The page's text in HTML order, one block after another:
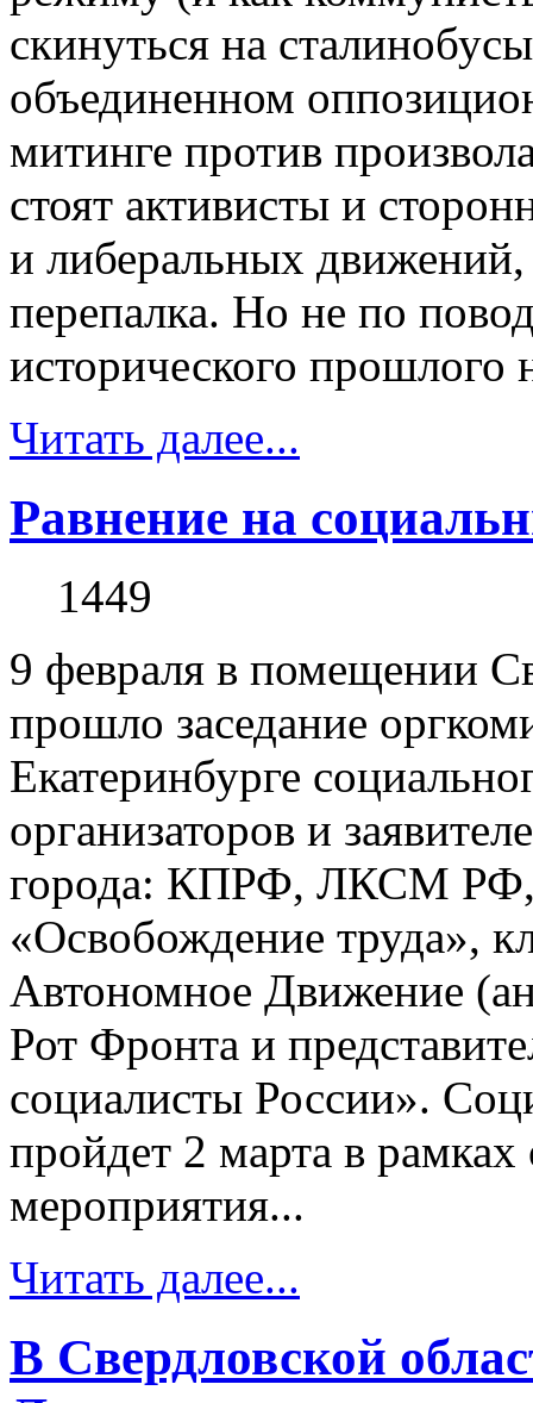
объединенном
митинге против
стоят активисты и
и либеральных
перепалка. Но не по
исторического прошлого
Читать далее...
Равнение на
1449
9 февраля в помещении
прошло заседание
Екатеринбурге
организаторов и
города: КПРФ, ЛКСМ РФ,
«Освобождение труда»,
Автономное Движение
Рот Фронта и
социалисты России».
пройдет 2 марта в
мероприятия...
Читать далее...
В Свердловской